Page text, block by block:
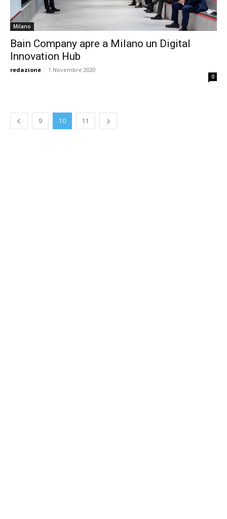
Milano
Bain Company apre a Milano un Digital
Innovation Hub
redazione - 1 Novembre 2020
0
9 10 11